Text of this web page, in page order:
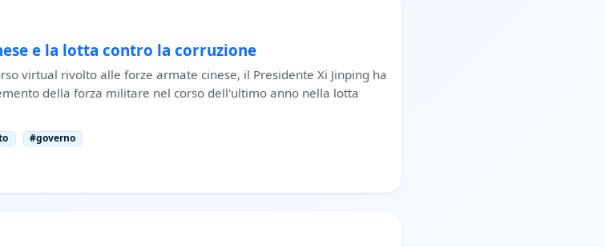
e la lotta contro la corruzione
virtual rivolto alle forze armate cinese, il Presidente Xi Jinping ha
della forza militare nel corso dell'ultimo anno nella lotta
#governo